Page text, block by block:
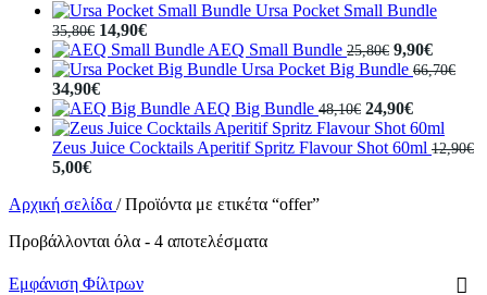
Ursa Pocket Small Bundle
35,80€ Original
price
was:
35,80€.
14,90€Η
τρέχουσα
τιμή
14,90€.
AEQ Small Bundle 25,80€ Original
price
25,80€.
9,90€Η
9,90€.
Ursa Pocket Big Bundle 66,70€
Original
price
was:
66,70€.
34,90€Η
τρέχουσα
τιμή
είναι:
AEQ Big Bundle 48,10€ Original
price
was:
24,90€Η
τρέχουσα
τιμή
Zeus Juice Cocktails Aperitif Spritz Flavour Shot 60ml 12,90€
Original
was:
5,00€Η
τιμή
5,00€.
Αρχική σελίδα / Προϊόντα με ετικέτα “offer”
Προβάλλονται όλα - 4 αποτελέσματαSorted
Εμφάνιση Φίλτρων